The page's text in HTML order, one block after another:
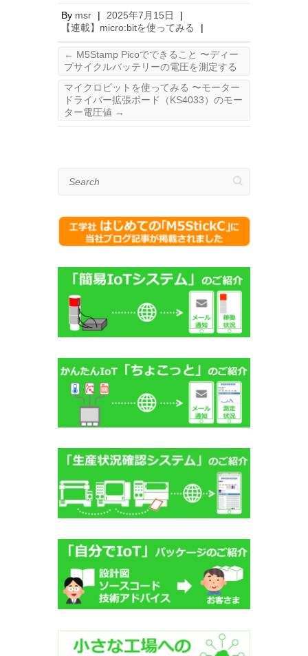
By msr | 2025年7月15日
|
【連載】micro:bitを使ってみる
|
← M5Stamp Picoでできること 〜ディー
プサイクルバッテリーの電圧を測定する
マイクロビットを使ってみる 〜モーター
ドライバー拡張ボード（KS4033）のモー
ター電圧値 →